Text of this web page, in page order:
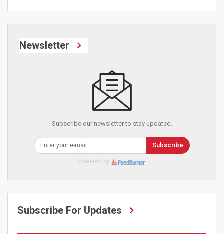
Newsletter
Subscribe our newsletter to stay updated.
Subscribe
Powered by
Subscribe For Updates